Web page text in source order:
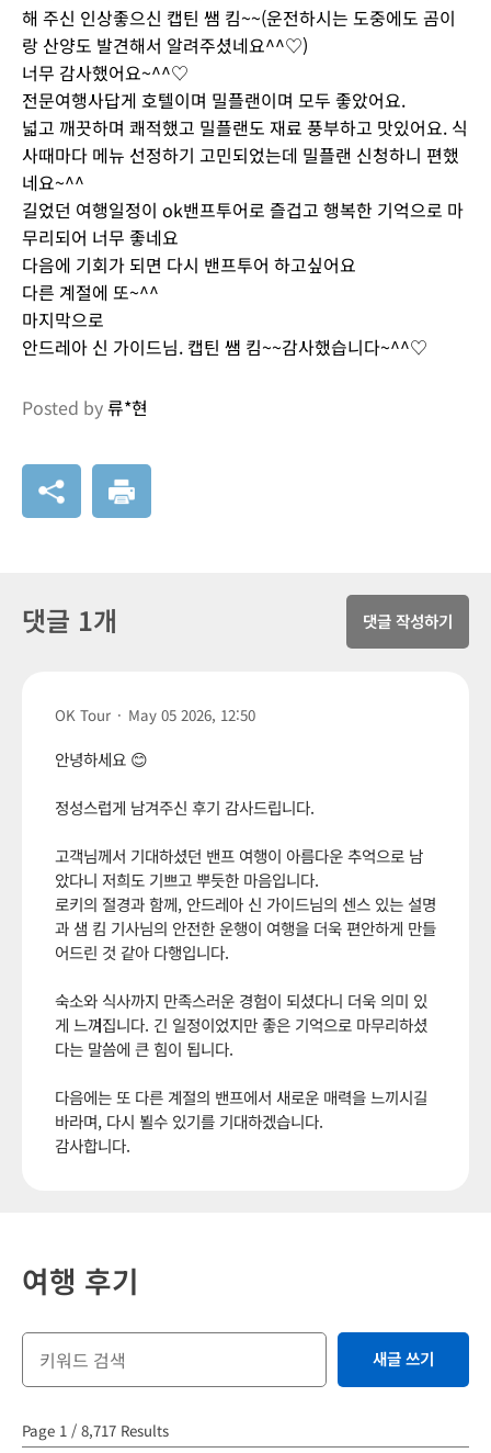
해 주신 인상좋으신 캡틴 쌤 킴~~(운전하시는 도중에도 곰이
랑 산양도 발견해서 알려주셨네요^^♡)
너무 감사했어요~^^♡
전문여행사답게 호텔이며 밀플랜이며 모두 좋았어요.
넓고 깨끗하며 쾌적했고 밀플랜도 재료 풍부하고 맛있어요. 식
사때마다 메뉴 선정하기 고민되었는데 밀플랜 신청하니 편했
네요~^^
길었던 여행일정이 ok밴프투어로 즐겁고 행복한 기억으로 마
무리되어 너무 좋네요
다음에 기회가 되면 다시 밴프투어 하고싶어요
다른 계절에 또~^^
마지막으로
안드레아 신 가이드님. 캡틴 쌤 킴~~감사했습니다~^^♡
Posted by류*현
댓글 1개 댓글 작성하기
OK Tour · May 05 2026, 12:50
안녕하세요 😊
정성스럽게 남겨주신 후기 감사드립니다.
고객님께서 기대하셨던 밴프 여행이 아름다운 추억으로 남
았다니 저희도 기쁘고 뿌듯한 마음입니다.
로키의 절경과 함께, 안드레아 신 가이드님의 센스 있는 설명
과 샘 킴 기사님의 안전한 운행이 여행을 더욱 편안하게 만들
어드린 것 같아 다행입니다.
숙소와 식사까지 만족스러운 경험이 되셨다니 더욱 의미 있
게 느껴집니다. 긴 일정이었지만 좋은 기억으로 마무리하셨
다는 말씀에 큰 힘이 됩니다.
다음에는 또 다른 계절의 밴프에서 새로운 매력을 느끼시길
바라며, 다시 뵐수 있기를 기대하겠습니다.
감사합니다.
여행 후기
새글 쓰기
Page 1 / 8,717 Results